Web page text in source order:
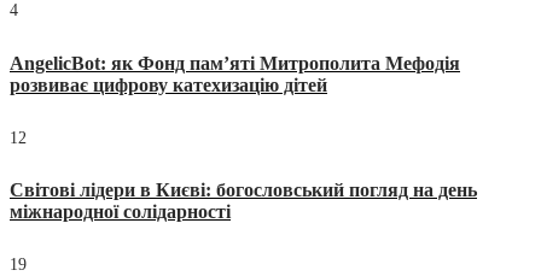
4
AngelicBot: як Фонд пам’яті Митрополита Мефодія
розвиває цифрову катехизацію дітей
12
Світові лідери в Києві: богословський погляд на день
міжнародної солідарності
19